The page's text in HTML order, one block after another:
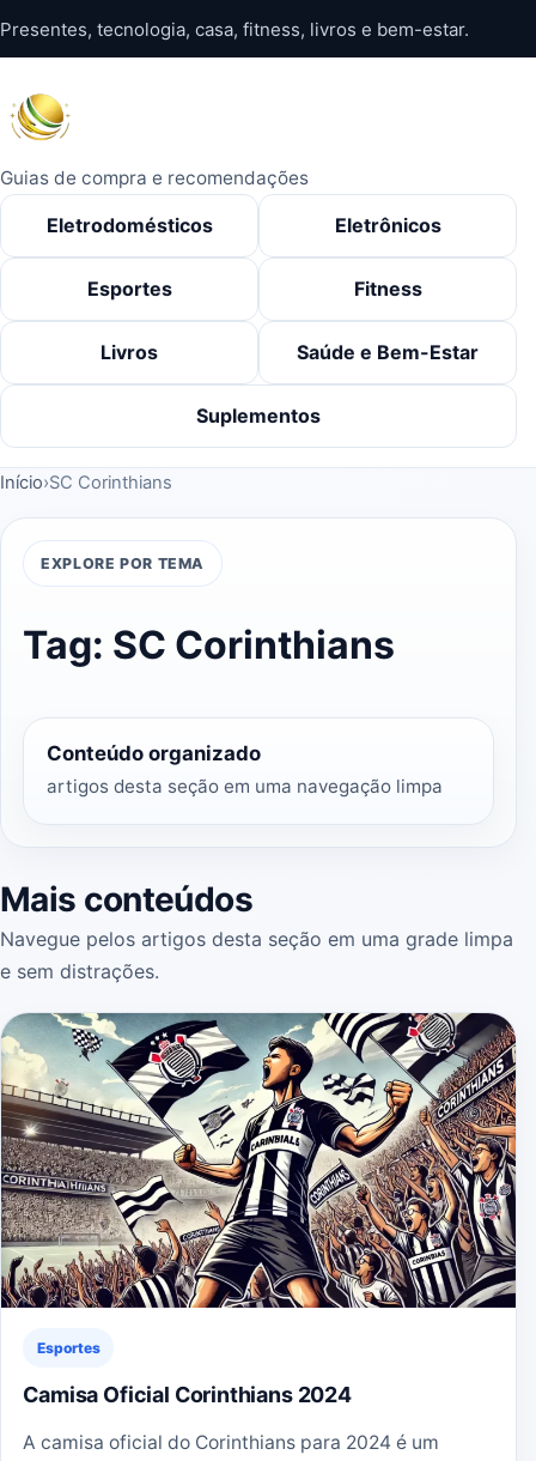
conteúdo
Presentes, tecnologia, casa, fitness, livros e bem-estar.
Guias de compra e recomendações
Eletrodomésticos Eletrônicos
Esportes Fitness
Livros Saúde e Bem-Estar
Suplementos
Início›SC Corinthians
EXPLORE POR TEMA
Tag: SC Corinthians
Conteúdo organizado
artigos desta seção em uma navegação limpa
Mais conteúdos
Navegue pelos artigos desta seção em uma grade limpa
e sem distrações.
Esportes
Camisa Oficial Corinthians 2024
A camisa oficial do Corinthians para 2024 é um